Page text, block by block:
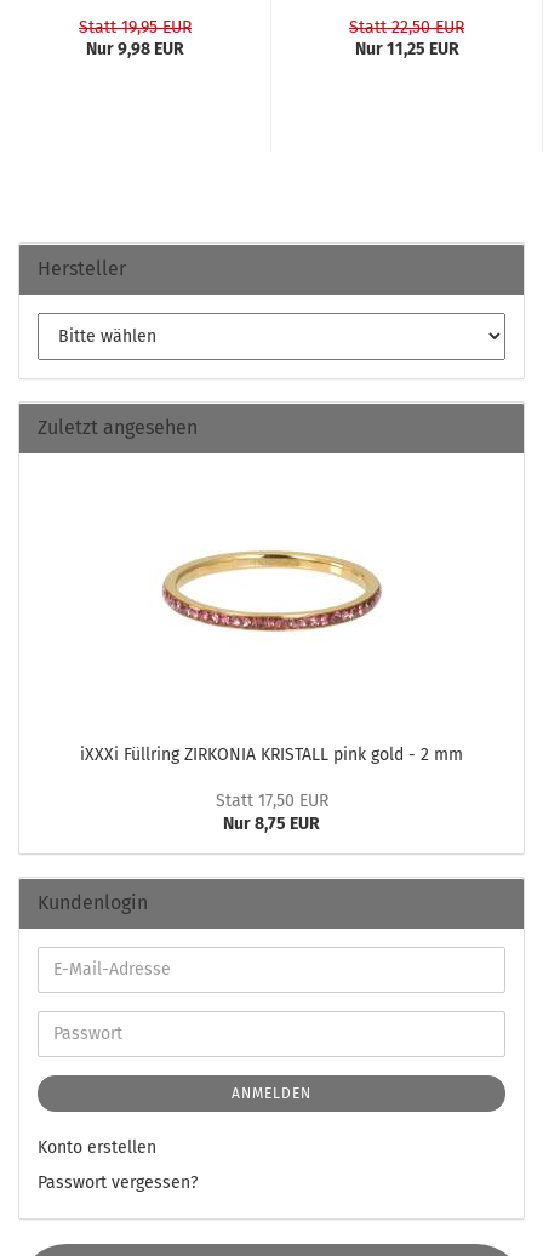
Statt 19,95 EUR
Nur 9,98 EUR
Statt 22,50 EUR
Nur 11,25 EUR
Hersteller
Zuletzt angesehen
iXXXi Füll­ring ZIR­KO­NIA KRIS­TALL pink gold - 2 mm
Statt 17,50 EUR
Nur 8,75 EUR
Kundenlogin
ANMELDEN
Konto erstellen
Passwort vergessen?